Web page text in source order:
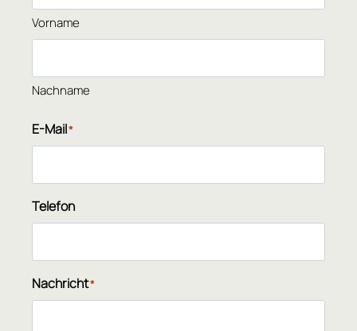
Vorname
Nachname
E-Mail*
Telefon
Nachricht*